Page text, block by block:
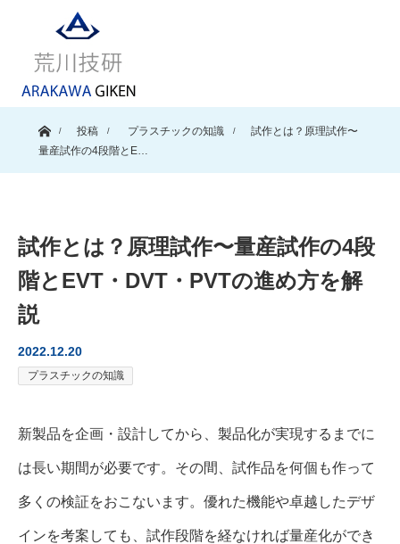
ホーム投稿 プラスチックの知識
試作とは？原理試作〜
量産試作の4段階とE…
試作とは？原理試作〜量産試作の4段
階とEVT・DVT・PVTの進め方を解
説
2022.12.20
プラスチックの知識
新製品を企画・設計してから、製品化が実現するまでに
は長い期間が必要です。その間、試作品を何個も作って
多くの検証をおこないます。優れた機能や卓越したデザ
インを考案しても、試作段階を経なければ量産化ができ